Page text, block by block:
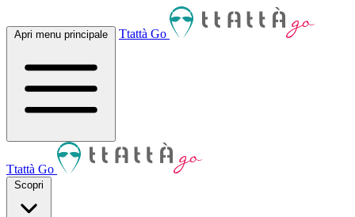
Apri menu principale Ttattà Go
Ttattà Go
Scopri